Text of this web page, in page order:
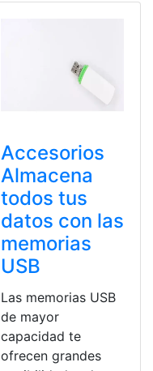
Accesorios
Almacena
todos tus
datos con las
memorias
USB
Las memorias USB
de mayor
capacidad te
ofrecen grandes